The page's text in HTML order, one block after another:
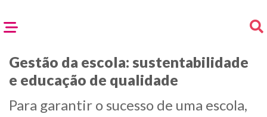
Gestão da escola: sustentabilidade
e educação de qualidade
Para garantir o sucesso de uma escola,